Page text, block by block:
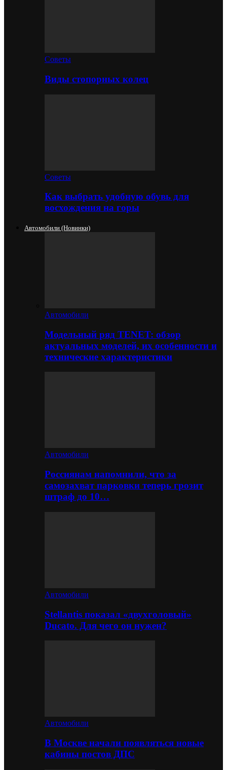
Советы
Виды стопорных колец
Советы
Как выбрать удобную обувь для
восхождения на горы
Автомобили (новинки)
Автомобили
Модельный ряд TENET: обзор
актуальных моделей, их особенности и
технические характеристики
Автомобили
Россиянам напомнили, что за
самозахват парковки теперь грозит
штраф до 10…
Автомобили
Stellantis показал «двухголовый»
Ducato. Для чего он нужен?
Автомобили
В Москве начали появляться новые
кабины постов ДПС